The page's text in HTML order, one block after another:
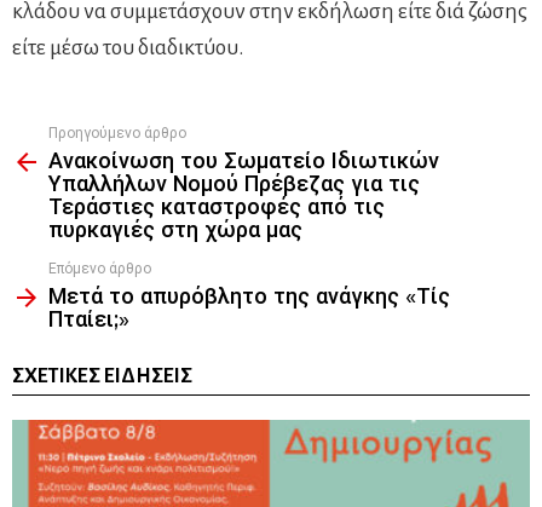
κλάδου να συμμετάσχουν στην εκδήλωση είτε διά ζώσης
είτε μέσω του διαδικτύου.
more
Προηγούμενο άρθρο
Ανακοίνωση του Σωματείο Ιδιωτικών
Υπαλλήλων Νομού Πρέβεζας για τις
Τεράστιες καταστροφές από τις
πυρκαγιές στη χώρα μας
Επόμενο άρθρο
Μετά το απυρόβλητο της ανάγκης «Τίς
Πταίει;»
ΣΧΕΤΙΚΈΣ ΕΙΔΉΣΕΙΣ